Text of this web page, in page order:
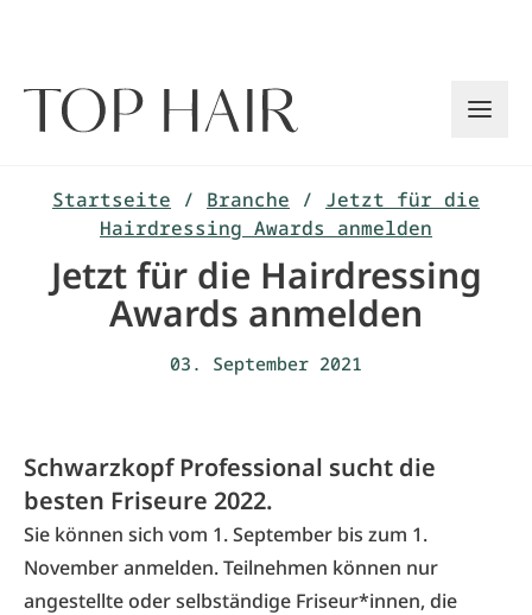
Startseite / Branche / Jetzt für die
Hairdressing Awards anmelden
Jetzt für die Hairdressing
Awards anmelden
03. September 2021
Schwarzkopf Professional sucht die
besten Friseure 2022.
Sie können sich vom 1. September bis zum 1.
November anmelden. Teilnehmen können nur
angestellte oder selbständige Friseur*innen, die